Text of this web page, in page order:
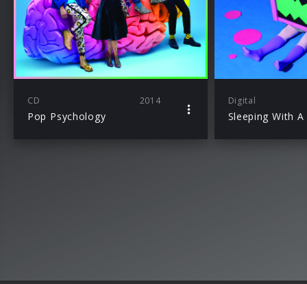
CD 2014
Pop Psychology
Digital
Sleeping With